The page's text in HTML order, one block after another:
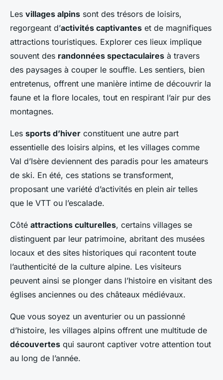
Les villages alpins sont des trésors de loisirs,
regorgeant d’activités captivantes et de magnifiques
attractions touristiques. Explorer ces lieux implique
souvent des randonnées spectaculaires à travers
des paysages à couper le souffle. Les sentiers, bien
entretenus, offrent une manière intime de découvrir la
faune et la flore locales, tout en respirant l’air pur des
montagnes.
Les sports d’hiver constituent une autre part
essentielle des loisirs alpins, et les villages comme
Val d’Isère deviennent des paradis pour les amateurs
de ski. En été, ces stations se transforment,
proposant une variété d’activités en plein air telles
que le VTT ou l’escalade.
Côté attractions culturelles, certains villages se
distinguent par leur patrimoine, abritant des musées
locaux et des sites historiques qui racontent toute
l’authenticité de la culture alpine. Les visiteurs
peuvent ainsi se plonger dans l’histoire en visitant des
églises anciennes ou des châteaux médiévaux.
Que vous soyez un aventurier ou un passionné
d’histoire, les villages alpins offrent une multitude de
découvertes qui sauront captiver votre attention tout
au long de l’année.